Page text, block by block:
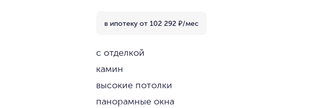
в ипотеку от 102 292₽/мес
с отделкой
камин
высокие потолки
панорамные окна